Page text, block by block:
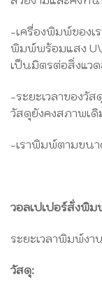
-เครื่องพิมพ์ของ
พิมพ์พร้อมแสง
เป็นมิตรต่อสิ่งแว
-ระยะเวลาของ
วัสดุยังคงสภาพเดิ
-เราพิมพ์ตามขน
วอลเปเปอร์สั่งพิม
ระยะเวลาพิมพ์งา
วัสดุ: